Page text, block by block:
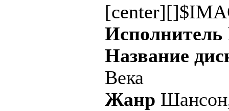
Исполнитель
Название
Века
Жанр